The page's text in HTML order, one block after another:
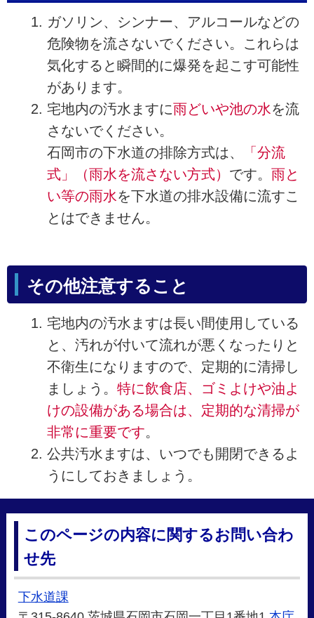
ガソリン、シンナー、アルコールなどの
危険物を流さないでください。これらは
気化すると瞬間的に爆発を起こす可能性
があります。
宅地内の汚水ますに雨どいや池の水を流
さないでください。
石岡市の下水道の排除方式は、
「分流
式」（雨水を流さない方式） です。 雨と
い等の雨水を下水道の排水設備に流すこ
とはできません。
その他注意すること
宅地内の汚水ますは長い間使用している
と、汚れが付いて流れが悪くなったりと
不衛生になりますので、定期的に清掃し
ましょう。 特に飲食店、ゴミよけや油よ
けの設備がある場合は、定期的な清掃が
非常に重要です。
公共汚水ますは、いつでも開閉できるよ
うにしておきましょう。
このページの内容に関するお問い合わ
せ先
下水道課